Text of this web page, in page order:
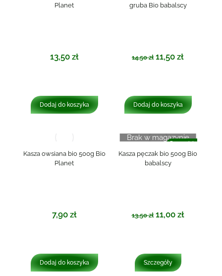
Planet
13,50 zł
Dodaj do koszyka
gruba Bio babalscy
14,50zł 11,50 zł
Dodaj do koszyka
Kasza owsiana bio 500g Bio
Planet
7,90 zł
Dodaj do koszyka
Promocja!
Brak w magazynie
Kasza pęczak bio 500g Bio
babalscy
13,50zł 11,00 zł
Szczegóły